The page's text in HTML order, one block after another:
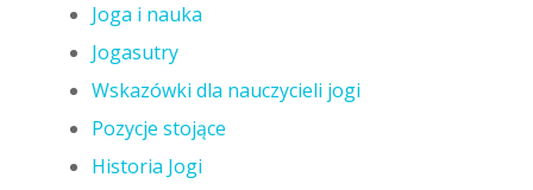
Joga i nauka
Jogasutry
Wskazówki dla nauczycieli jogi
Pozycje stojące
Historia Jogi